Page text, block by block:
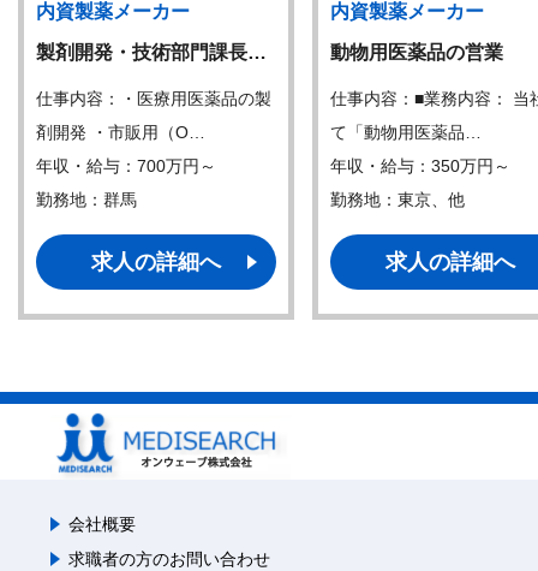
内資製薬メーカー
製剤開発・技術部門課長…
仕事内容：・医療用医薬品の製
剤開発 ・市販用（O…
年収・給与：700万円～
勤務地：群馬
求人の詳細へ
内資製薬メーカー
動物用医薬品の営業
仕事内容：■業務内容： 当
て「動物用医薬品…
年収・給与：350万円～
勤務地：東京、他
求人の詳細へ
会社概要
求職者の方のお問い合わせ